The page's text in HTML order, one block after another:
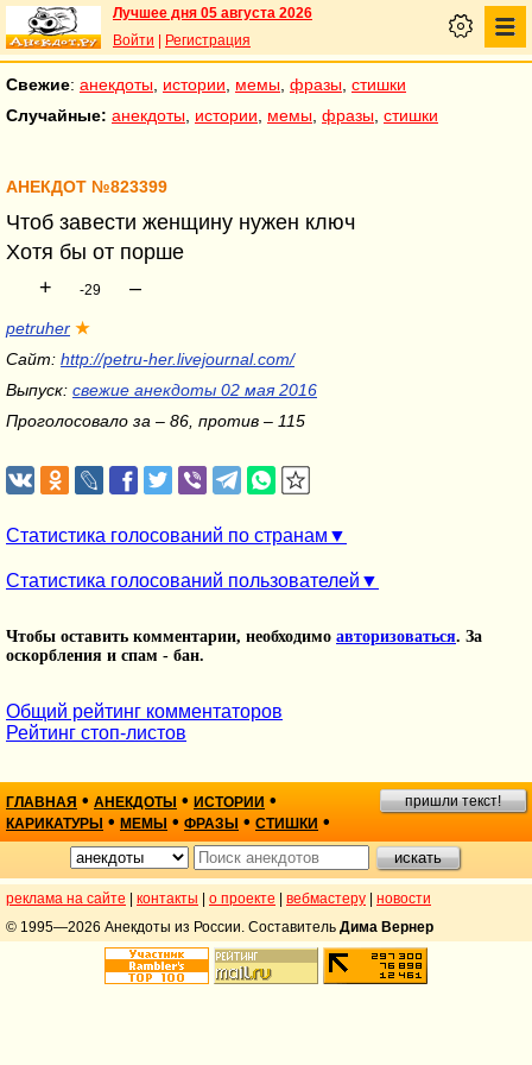
Лучшее дня 05 августа 2026
Войти
Регистрация
Свежие: анекдоты истории мемы фразы стишки
Случайные: анекдоты истории мемы фразы стишки
АНЕКДОТ №823399
Чтоб завести женщину нужен ключ
Хотя бы от порше
+
-29 –
petruher ★
Сайт: http://petru-her.livejournal.com/
Выпуск: свежие анекдоты 02 мая 2016
Проголосовало за – 86, против – 115
Статистика голосований по странам
Статистика голосований пользователей
Чтобы оставить комментарии, необходимо авторизоваться. За
оскорбления и спам - бан.
Общий рейтинг комментаторов
Рейтинг стоп-листов
ГЛАВНАЯ • АНЕКДОТЫ • ИСТОРИИ •
КАРИКАТУРЫ • МЕМЫ • ФРАЗЫ • СТИШКИ •
пришли текст!
реклама на сайте контакты о проекте вебмастеру
новости
© 1995—2026 Анекдоты из России. Составитель Дима Вернер